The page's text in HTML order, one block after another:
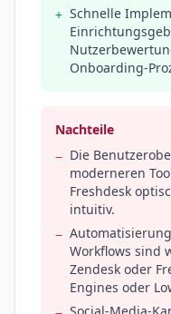
+ Schnelle
Onboarding-
Nachteile
− Die
moderneren
Freshdesk
intuitiv.
−
Workflows sind
Zendesk oder
Engines oder